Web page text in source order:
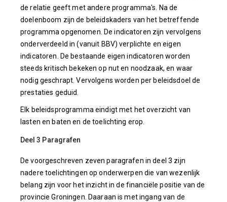
de relatie geeft met andere programma's. Na de
doelenboom zijn de beleidskaders van het betreffende
programma opgenomen. De indicatoren zijn vervolgens
onderverdeeld in (vanuit BBV) verplichte en eigen
indicatoren. De bestaande eigen indicatoren worden
steeds kritisch bekeken op nut en noodzaak, en waar
nodig geschrapt. Vervolgens worden per beleidsdoel de
prestaties geduid.
Elk beleidsprogramma eindigt met het overzicht van
lasten en baten en de toelichting erop.
Deel 3 Paragrafen
De voorgeschreven zeven paragrafen in deel 3 zijn
nadere toelichtingen op onderwerpen die van wezenlijk
belang zijn voor het inzicht in de financiële positie van de
provincie Groningen. Daaraan is met ingang van de